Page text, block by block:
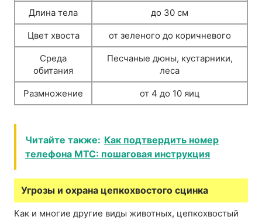
Длина тела до 30 см
Цвет хвоста от зеленого до коричневого
Среда
обитания
Песчаные дюны, кустарники,
леса
Размножение от 4 до 10 яиц
Читайте также: Как подтвердить номер
телефона МТС: пошаговая инструкция
Угрозы и охрана цепкохвостого сцинка
Как и многие другие виды животных, цепкохвостый